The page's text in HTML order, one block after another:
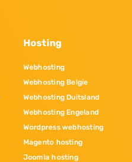
Hosting
Webhosting
Webhosting Belgie
Webhosting Duitsland
Webhosting Engeland
Wordpress webhosting
Magento hosting
Joomla hosting